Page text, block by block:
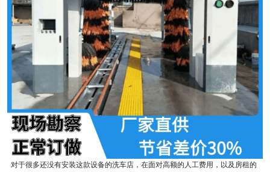
对于很多还没有安装这款设备的洗车店，在面对高额的人工费用，以及房租的